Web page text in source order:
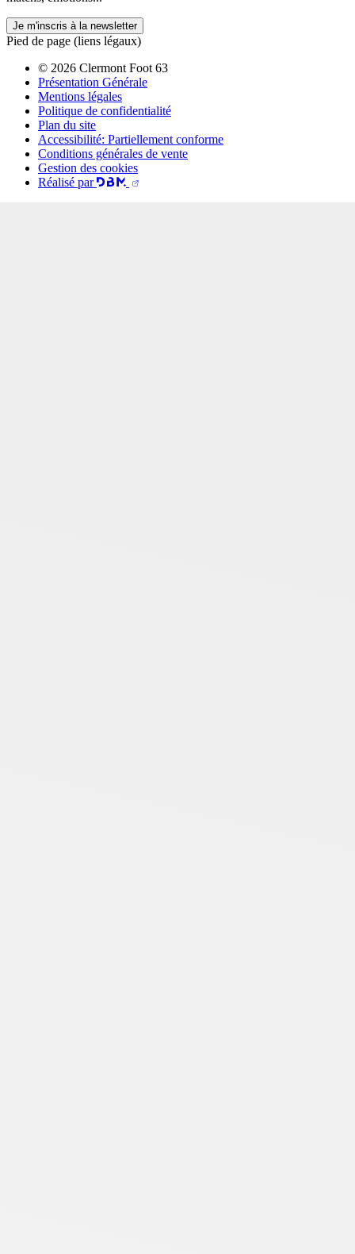
Je m'inscris à la newsletter
Pied de page (liens légaux)
© 2026 Clermont Foot 63
Présentation Générale
Mentions légales
Politique de confidentialité
Plan du site
Accessibilité: Partiellement conforme
Conditions générales de vente
Gestion des cookies
Réalisé par